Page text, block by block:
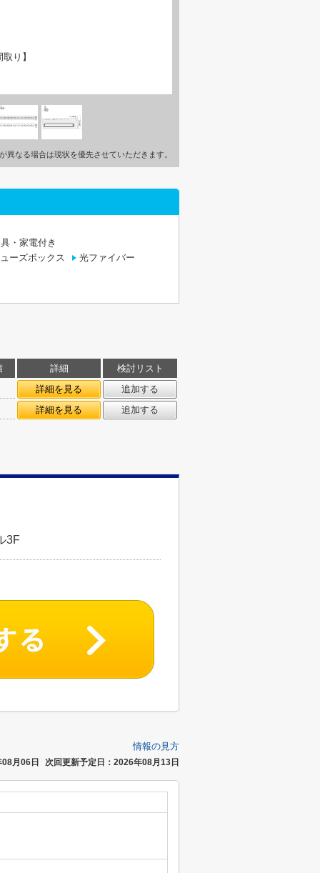
り】
なる場合は現状を優先させていただきます。
・家電付き
ーズボックス
光ファイバー
詳細
検討リスト
詳細を見る
追加する
詳細を見る
追加する
3F
情報の見方
月06日 次回更新予定日：2026年08月13日